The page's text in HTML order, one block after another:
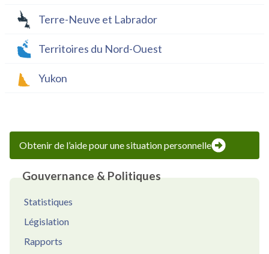
Terre-Neuve et Labrador
Territoires du Nord-Ouest
Yukon
Obtenir de l’aide pour une situation personnelle
Gouvernance & Politiques
Statistiques
Législation
Rapports